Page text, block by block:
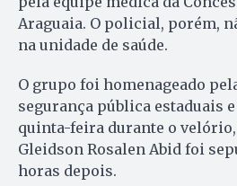
Araguaia. O policial, porém,
na unidade de saúde.
O grupo foi homenageado
segurança pública estaduais
quinta-feira durante o
Gleidson Rosalen Abid foi
horas depois.